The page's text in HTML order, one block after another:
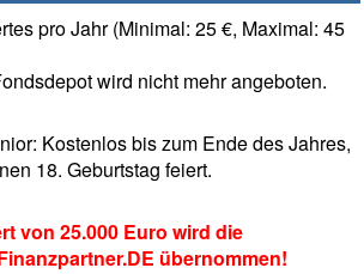
pro Jahr (Minimal: 25 €, Maximal: 45
wird nicht mehr angeboten.
Kostenlos bis zum Ende des Jahres,
18. Geburtstag feiert.
von 25.000 Euro wird die
übernommen!